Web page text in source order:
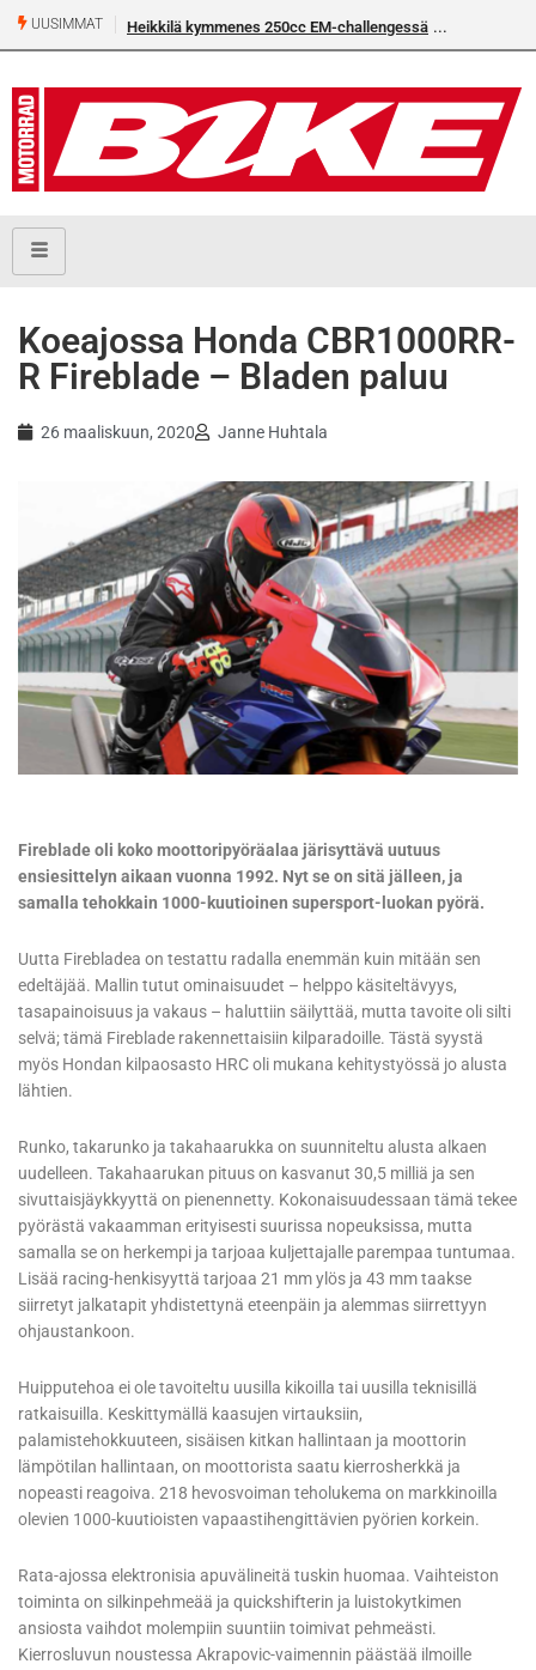
UUSIMMAT
EM-challengessä Rantala flat trackin Euroopan Cupin mestari
Koeajossa Honda CBR1000RR-
R Fireblade – Bladen paluu
26 maaliskuun, 2020 Janne Huhtala
Fireblade oli koko moottoripyöräalaa järisyttävä uutuus
ensiesittelyn aikaan vuonna 1992. Nyt se on sitä jälleen, ja
samalla tehokkain 1000-kuutioinen supersport-luokan pyörä.
Uutta Firebladea on testattu radalla enemmän kuin mitään sen
edeltäjää. Mallin tutut ominaisuudet – helppo käsiteltävyys,
tasapainoisuus ja vakaus – haluttiin säilyttää, mutta tavoite oli silti
selvä; tämä Fireblade rakennettaisiin kilparadoille. Tästä syystä
myös Hondan kilpaosasto HRC oli mukana kehitystyössä jo alusta
lähtien.
Runko, takarunko ja takahaarukka on suunniteltu alusta alkaen
uudelleen. Takahaarukan pituus on kasvanut 30,5 milliä ja sen
sivuttaisjäykkyyttä on pienennetty. Kokonaisuudessaan tämä tekee
pyörästä vakaamman erityisesti suurissa nopeuksissa, mutta
samalla se on herkempi ja tarjoaa kuljettajalle parempaa tuntumaa.
Lisää racing-henkisyyttä tarjoaa 21 mm ylös ja 43 mm taakse
siirretyt jalkatapit yhdistettynä eteenpäin ja alemmas siirrettyyn
ohjaustankoon.
Huipputehoa ei ole tavoiteltu uusilla kikoilla tai uusilla teknisillä
ratkaisuilla. Keskittymällä kaasujen virtauksiin,
palamistehokkuuteen, sisäisen kitkan hallintaan ja moottorin
lämpötilan hallintaan, on moottorista saatu kierrosherkkä ja
nopeasti reagoiva. 218 hevosvoiman teholukema on markkinoilla
olevien 1000-kuutioisten vapaastihengittävien pyörien korkein.
Rata-ajossa elektronisia apuvälineitä tuskin huomaa. Vaihteiston
toiminta on silkinpehmeää ja quickshifterin ja luistokytkimen
ansiosta vaihdot molempiin suuntiin toimivat pehmeästi.
Kierrosluvun noustessa Akrapovic-vaimennin päästää ilmoille